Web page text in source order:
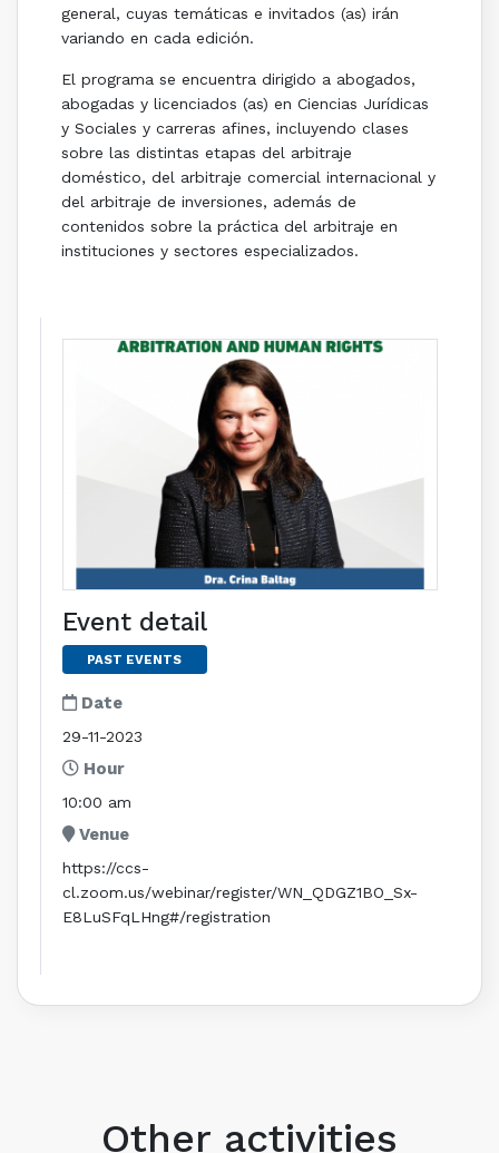
general, cuyas temáticas e invitados (as) irán
variando en cada edición.
El programa se encuentra dirigido a abogados,
abogadas y licenciados (as) en Ciencias Jurídicas
y Sociales y carreras afines, incluyendo clases
sobre las distintas etapas del arbitraje
doméstico, del arbitraje comercial internacional y
del arbitraje de inversiones, además de
contenidos sobre la práctica del arbitraje en
instituciones y sectores especializados.
Event detail
PAST EVENTS
Date
29-11-2023
Hour
10:00 am
Venue
https://ccs-
cl.zoom.us/webinar/register/WN_QDGZ1BO_Sx-
E8LuSFqLHng#/registration
Other activities